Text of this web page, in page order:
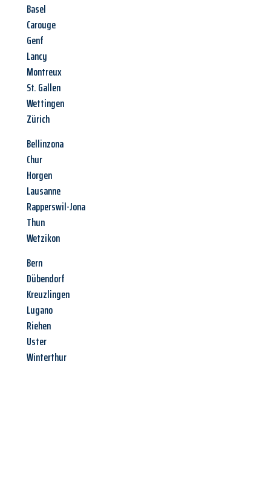
Basel
Carouge
Genf
Lancy
Montreux
St. Gallen
Wettingen
Zürich
Bellinzona
Chur
Horgen
Lausanne
Rapperswil-Jona
Thun
Wetzikon
Bern
Dübendorf
Kreuzlingen
Lugano
Riehen
Uster
Winterthur